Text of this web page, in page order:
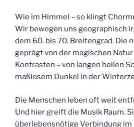
Wie im Himmel – so klingt
Wir bewegen uns geographisch
dem 60. bis 70. Breitengrad. Die
geprägt von der magischen
Kontrasten – von langen hellen
maßlosem Dunkel in der
Die Menschen leben oft weit
Und hier greift die Musik Raum.
überlebensnötige Verbindung im